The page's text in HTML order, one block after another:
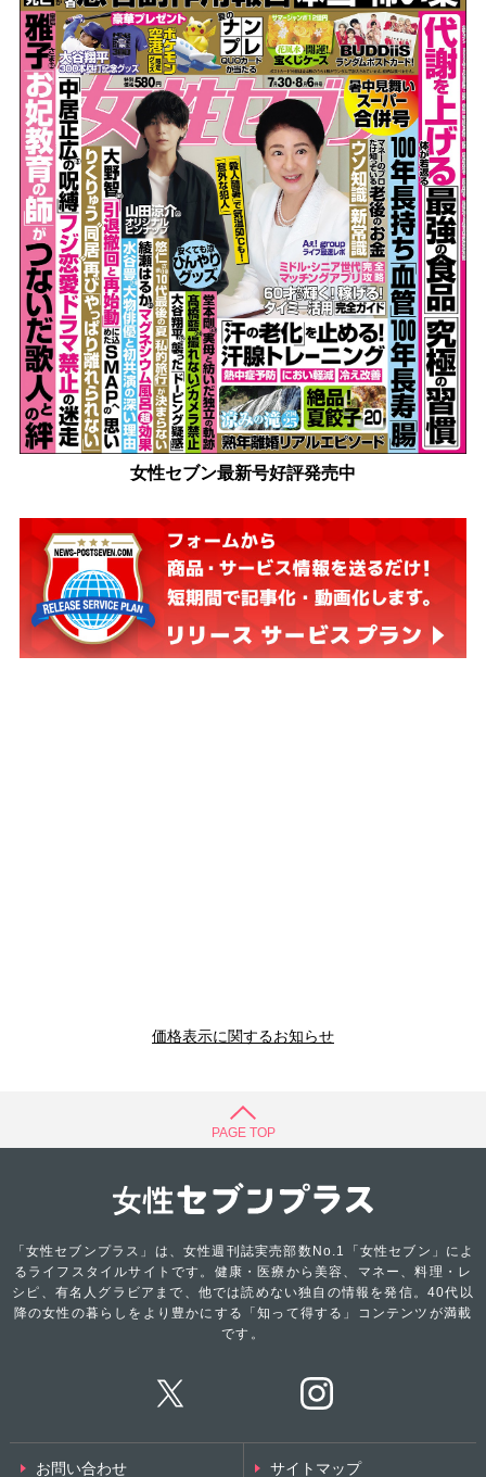
女性セブン最新号好評発売中
価格表示に関するお知らせ
PAGE TOP
「女性セブンプラス」は、女性週刊誌実売部数No.1「女性セブン」によ
るライフスタイルサイトです。健康・医療から美容、マネー、料理・レ
シピ、有名人グラビアまで、他では読めない独自の情報を発信。40代以
降の女性の暮らしをより豊かにする「知って得する」コンテンツが満載
です。
お問い合わせ サイトマップ